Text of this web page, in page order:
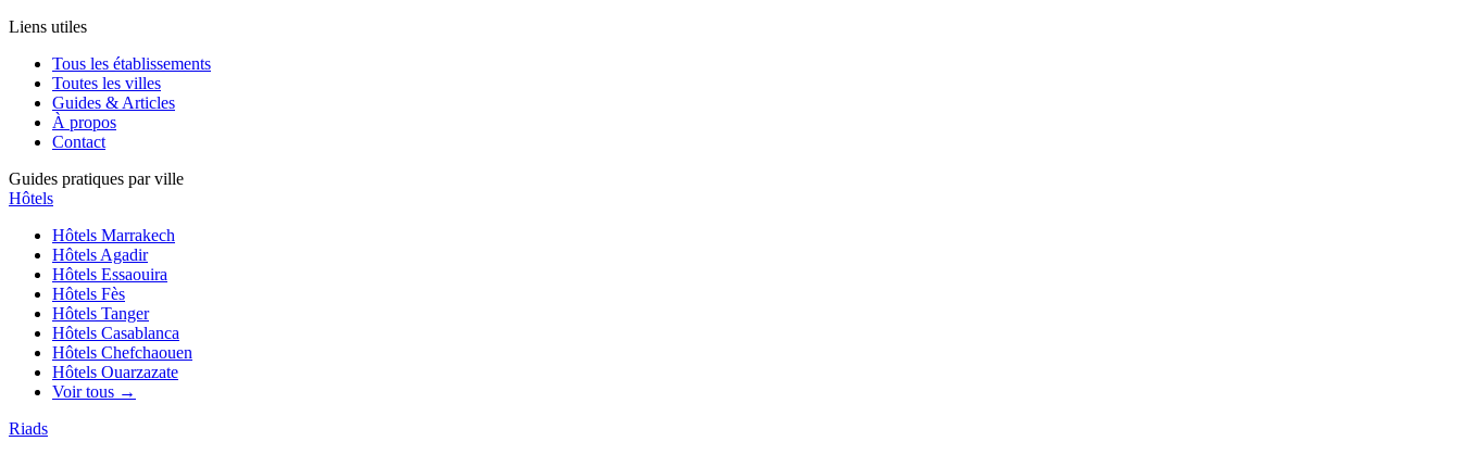
Liens utiles
Tous les établissements
Toutes les villes
Guides & Articles
À propos
Contact
Guides pratiques par ville
Hôtels
Hôtels Marrakech
Hôtels Agadir
Hôtels Essaouira
Hôtels Fès
Hôtels Tanger
Hôtels Casablanca
Hôtels Chefchaouen
Hôtels Ouarzazate
Voir tous →
Riads